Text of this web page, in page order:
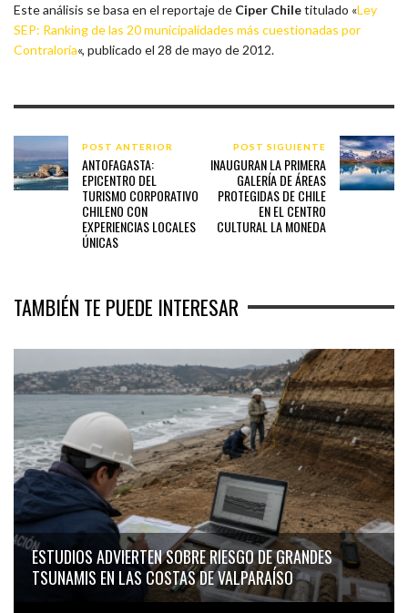
Este análisis se basa en el reportaje de Ciper Chiletitulado «Ley
SEP: Ranking de las 20 municipalidades más cuestionadas por
Contraloría«, publicado el 28 de mayo de 2012.
POST ANTERIOR
ANTOFAGASTA:
EPICENTRO DEL
TURISMO CORPORATIVO
CHILENO CON
EXPERIENCIAS LOCALES
ÚNICAS
POST SIGUIENTE
INAUGURAN LA PRIMERA
GALERÍA DE ÁREAS
PROTEGIDAS DE CHILE
EN EL CENTRO
CULTURAL LA MONEDA
TAMBIÉN TE PUEDE INTERESAR
ESTUDIOS ADVIERTEN SOBRE RIESGO DE GRANDES
TSUNAMIS EN LAS COSTAS DE VALPARAÍSO